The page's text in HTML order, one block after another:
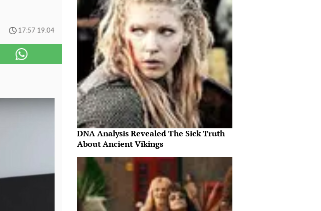
17:57 19.04
DNA Analysis Revealed The Sick Truth
About Ancient Vikings